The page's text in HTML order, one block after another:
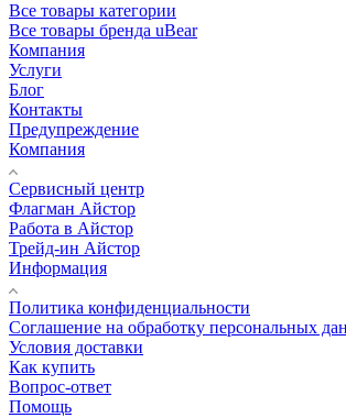
Все товары категории
Все товары бренда uBear
Компания
Услуги
Блог
Контакты
Предупреждение
Компания
Сервисный центр
Флагман Айстор
Работа в Айстор
Трейд-ин Айстор
Информация
Политика конфиденциальности
Соглашение на обработку персональных
Условия доставки
Как купить
Вопрос-ответ
Помощь